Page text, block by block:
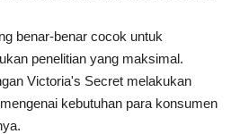
benar-benar cocok untuk
penelitian yang maksimal.
Victoria's Secret melakukan
kebutuhan para konsumen